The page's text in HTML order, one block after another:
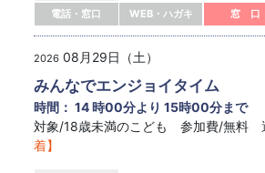
電話・窓口
WEB・ハガキ 窓 口
2026 08月29日（土）
みんなでエンジョイタイム
時間： 14 時00分より 15時00分まで
対象/18歳未満のこども 参加費/無料
着】